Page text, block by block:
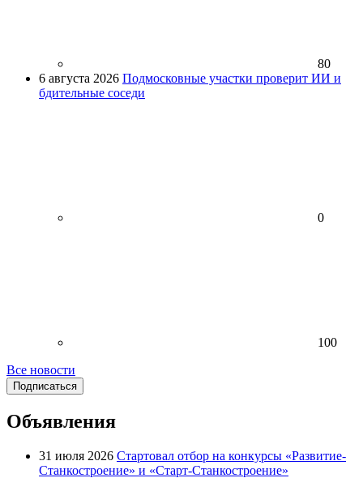
80
6 августа 2026 Подмосковные участки проверит ИИ и
бдительные соседи
0
100
Все новости
Подписаться
Объявления
31 июля 2026 Стартовал отбор на конкурсы «Развитие-
Станкостроение» и «Старт-Станкостроение»